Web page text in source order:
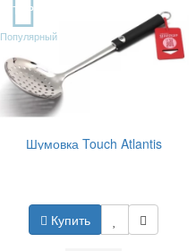
TOP
Популярный
Шумовка Touch Atlantis
Купить